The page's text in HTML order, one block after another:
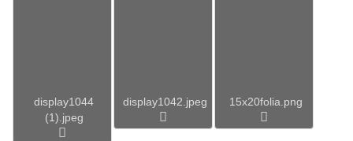
display1044
(1).jpeg
display1042.jpeg 15x20folia.png